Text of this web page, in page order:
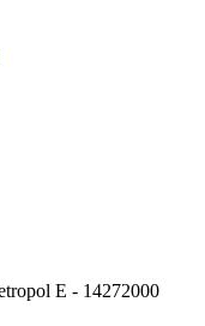
E - 14272000